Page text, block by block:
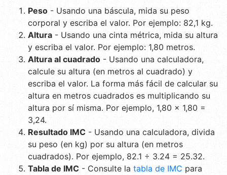
Peso - Usando una báscula, mida su peso
corporal y escriba el valor. Por ejemplo: 82,1 kg.
Altura - Usando una cinta métrica, mida su altura
y escriba el valor. Por ejemplo: 1,80 metros.
Altura al cuadrado - Usando una calculadora,
calcule su altura (en metros al cuadrado) y
escriba el valor. La forma más fácil de calcular su
altura en metros cuadrados es multiplicando su
altura por sí misma. Por ejemplo, 1,80 x 1,80 =
3,24.
Resultado IMC - Usando una calculadora, divida
su peso (en kg) por su altura (en metros
cuadrados). Por ejemplo, 82.1 ÷ 3.24 = 25.32.
Tabla de IMC - Consulte la tabla de IMC para